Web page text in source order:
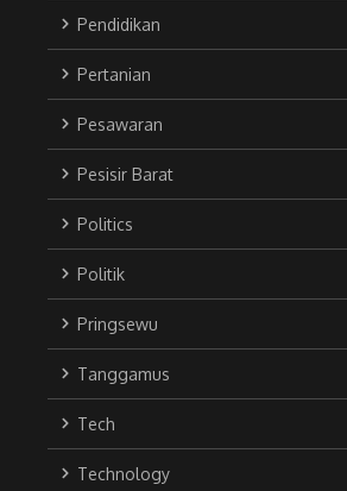
Pendidikan
Pertanian
Pesawaran
Pesisir Barat
Politics
Politik
Pringsewu
Tanggamus
Tech
Technology